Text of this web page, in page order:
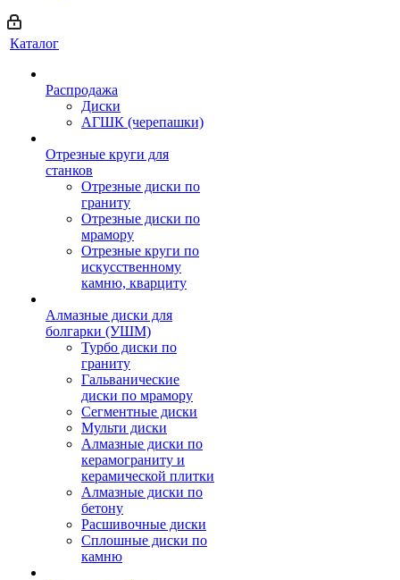
Каталог
Распродажа
Диски
АГШК (черепашки)
Отрезные круги для
станков
Отрезные диски по
граниту
Отрезные диски по
мрамору
Отрезные круги по
искусственному
камню, кварциту
Алмазные диски для
болгарки (УШМ)
Турбо диски по
граниту
Гальванические
диски по мрамору
Сегментные диски
Мульти диски
Алмазные диски по
керамограниту и
керамической плитки
Алмазные диски по
бетону
Расшивочные диски
Сплошные диски по
камню